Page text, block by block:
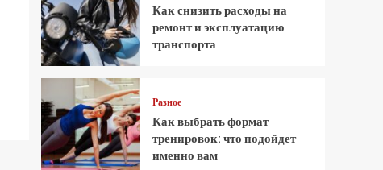
Как снизить расходы на
ремонт и эксплуатацию
транспорта
Разное
Как выбрать формат
тренировок: что подойдет
именно вам